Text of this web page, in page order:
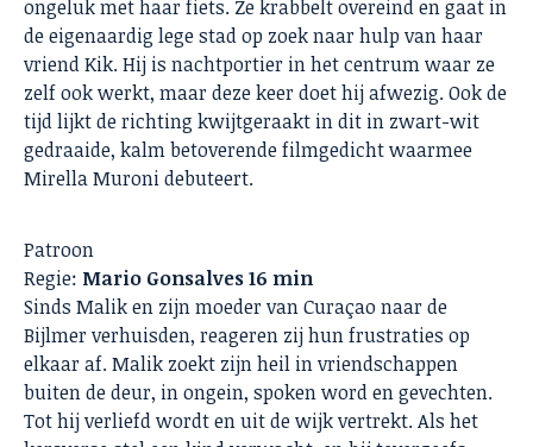
ongeluk met haar fiets. Ze krabbelt overeind en gaat in
de eigenaardig lege stad op zoek naar hulp van haar
vriend Kik. Hij is nachtportier in het centrum waar ze
zelf ook werkt, maar deze keer doet hij afwezig. Ook de
tijd lijkt de richting kwijtgeraakt in dit in zwart-wit
gedraaide, kalm betoverende filmgedicht waarmee
Mirella Muroni debuteert.
Patroon
Regie: Mario Gonsalves 16 min
Sinds Malik en zijn moeder van Curaçao naar de
Bijlmer verhuisden, reageren zij hun frustraties op
elkaar af. Malik zoekt zijn heil in vriendschappen
buiten de deur, in ongein, spoken word en gevechten.
Tot hij verliefd wordt en uit de wijk vertrekt. Als het